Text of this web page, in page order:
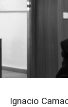
Ignacio